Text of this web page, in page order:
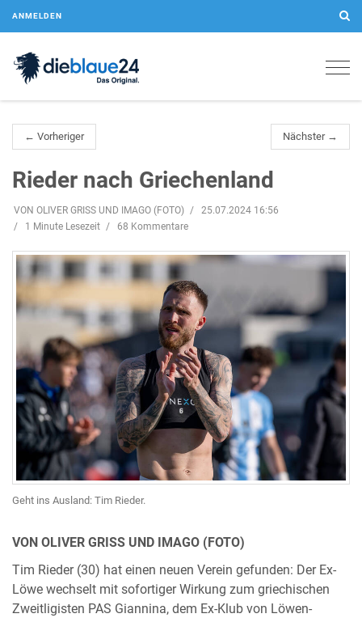
ANMELDEN
← Vorheriger Nächster →
Rieder nach Griechenland
VON OLIVER GRISS UND IMAGO (FOTO)
25.07.2024 16:56
1 Minute Lesezeit
68 Kommentare
Geht ins Ausland: Tim Rieder.
VON OLIVER GRISS UND IMAGO (FOTO)
Tim Rieder (30) hat einen neuen Verein gefunden: Der Ex-
Löwe wechselt mit sofortiger Wirkung zum griechischen
Zweitligisten PAS Giannina, dem Ex-Klub von Löwen-